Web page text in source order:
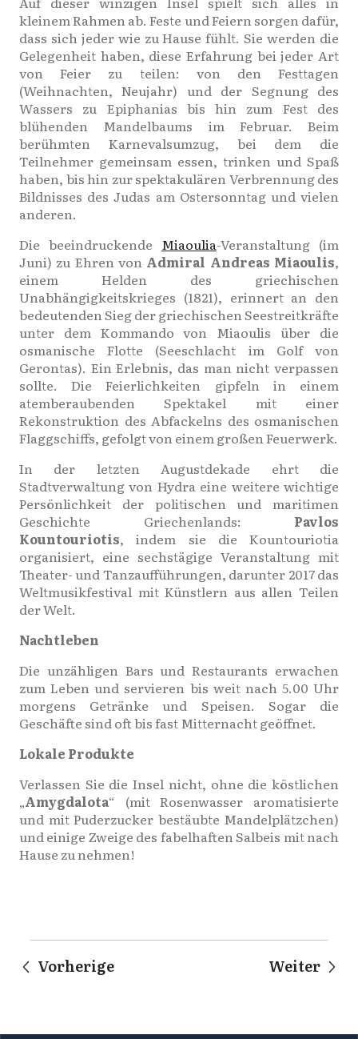
kleinem Rahmen ab. Feste und Feiern sorgen dafür,
dass sich jeder wie zu Hause fühlt. Sie werden die
Gelegenheit haben, diese Erfahrung bei jeder Art
von Feier zu teilen: von den Festtagen
(Weihnachten, Neujahr) und der Segnung des
Wassers zu Epiphanias bis hin zum Fest des
blühenden Mandelbaums im Februar. Beim
berühmten Karnevalsumzug, bei dem die
Teilnehmer gemeinsam essen, trinken und Spaß
haben, bis hin zur spektakulären Verbrennung des
Bildnisses des Judas am Ostersonntag und vielen
anderen.
Die beeindruckende Miaoulia-Veranstaltung (im
Juni) zu Ehren von Admiral Andreas Miaoulis,
einem Helden des griechischen
Unabhängigkeitskrieges (1821), erinnert an den
bedeutenden Sieg der griechischen Seestreitkräfte
unter dem Kommando von Miaoulis über die
osmanische Flotte (Seeschlacht im Golf von
Gerontas). Ein Erlebnis, das man nicht verpassen
sollte. Die Feierlichkeiten gipfeln in einem
atemberaubenden Spektakel mit einer
Rekonstruktion des Abfackelns des osmanischen
Flaggschiffs, gefolgt von einem großen Feuerwerk.
In der letzten Augustdekade ehrt die
Stadtverwaltung von Hydra eine weitere wichtige
Persönlichkeit der politischen und maritimen
Geschichte Griechenlands: Pavlos
Kountouriotis, indem sie die Kountouriotia
organisiert, eine sechstägige Veranstaltung mit
Theater- und Tanzaufführungen, darunter 2017 das
Weltmusikfestival mit Künstlern aus allen Teilen
der Welt.
Nachtleben
Die unzähligen Bars und Restaurants erwachen
zum Leben und servieren bis weit nach 5.00 Uhr
morgens Getränke und Speisen. Sogar die
Geschäfte sind oft bis fast Mitternacht geöffnet.
Lokale Produkte
Verlassen Sie die Insel nicht, ohne die köstlichen
„Amygdalota“ (mit Rosenwasser aromatisierte
und mit Puderzucker bestäubte Mandelplätzchen)
und einige Zweige des fabelhaften Salbeis mit nach
Hause zu nehmen!
Vorherige Weiter